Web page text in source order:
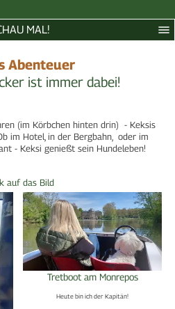
MAL!
Abenteuer
ist immer dabei!
(im Körbchen hinten drin) - Keksis
im Hotel, in der Bergbahn, oder im
- Keksi genießt sein Hundeleben!
auf das Bild
Tretboot am Monrepos
Heute bin ich der Kapitän!